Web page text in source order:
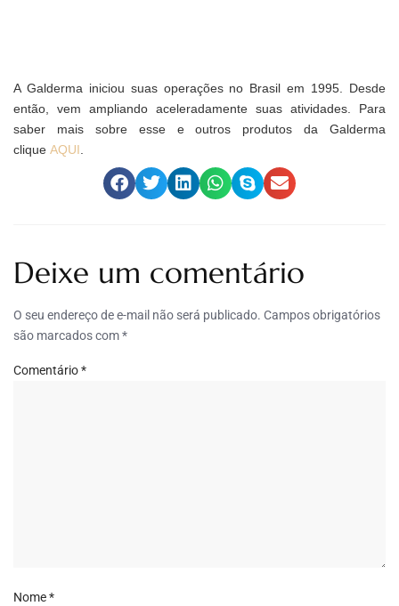
A Galderma iniciou suas operações no Brasil em 1995. Desde
então, vem ampliando aceleradamente suas atividades. Para
saber mais sobre esse e outros produtos da Galderma
clique AQUI
Deixe um comentário
O seu endereço de e-mail não será publicado. Campos obrigatórios
são marcados com*
Comentário*
Nome*